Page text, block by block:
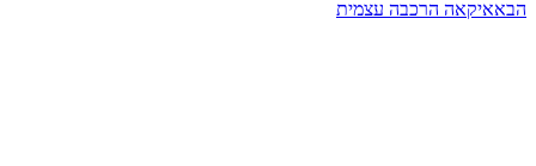
הבאאיקאה הרכבה עצמית